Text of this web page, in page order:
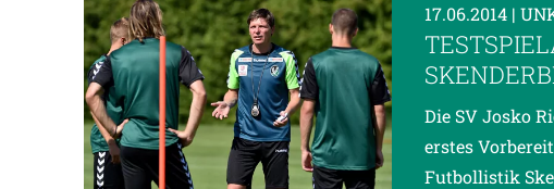
17.06.2014 |
Die SV Josko
erstes
Futbollistik